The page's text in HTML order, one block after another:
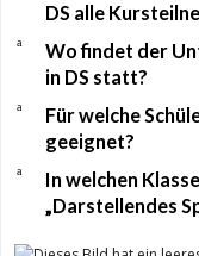
DS alle
a
Wo findet der
in DS statt?
a
Für welche
geeignet?
a
In welchen
„Darstellendes